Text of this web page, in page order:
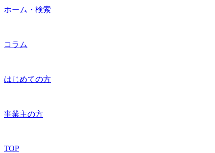
ホーム・検索
コラム
はじめての方
事業主の方
TOP